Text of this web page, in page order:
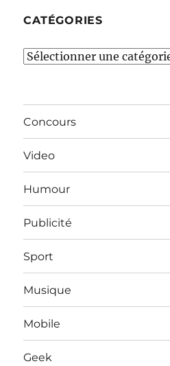
CATÉGORIES
Catégories
Concours
Video
Humour
Publicité
Sport
Musique
Mobile
Geek